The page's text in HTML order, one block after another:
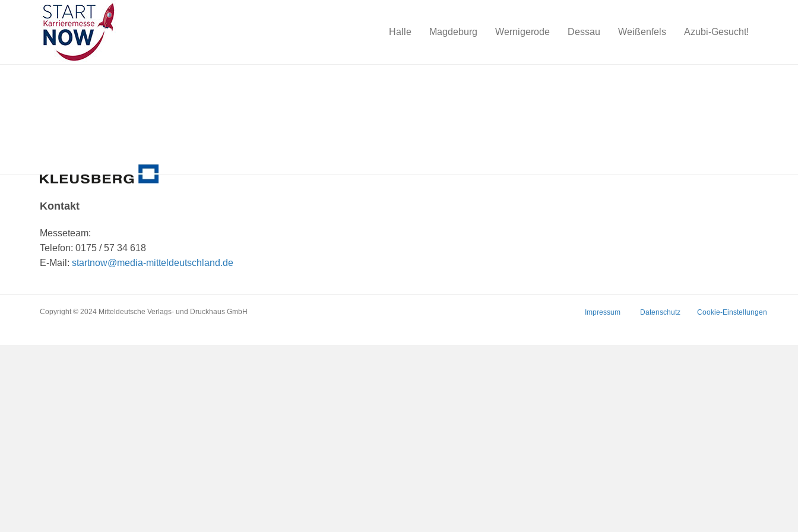
Halle Magdeburg Wernigerode Dessau Weißenfels Azubi-Gesucht!
Kontakt
Messeteam:
Telefon: 0175 / 57 34 618
E-Mail:startnow@media-mitteldeutschland.de
Copyright © 2024 Mitteldeutsche Verlags- und Druckhaus GmbH Impressum Datenschutz Cookie-Einstellungen